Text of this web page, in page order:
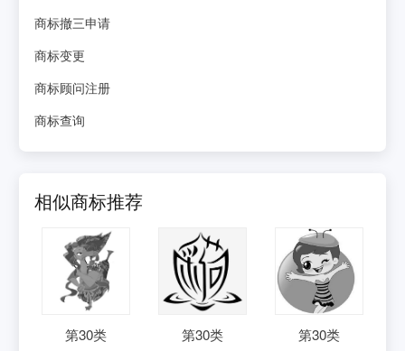
商标撤三申请
商标变更
商标顾问注册
商标查询
相似商标推荐
第30类 第30类 第30类